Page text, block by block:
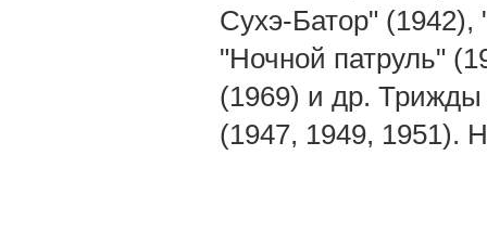
Сухэ-Батор"
"Ночной патруль"
(1969) и др.
(1947, 1949, 1951).